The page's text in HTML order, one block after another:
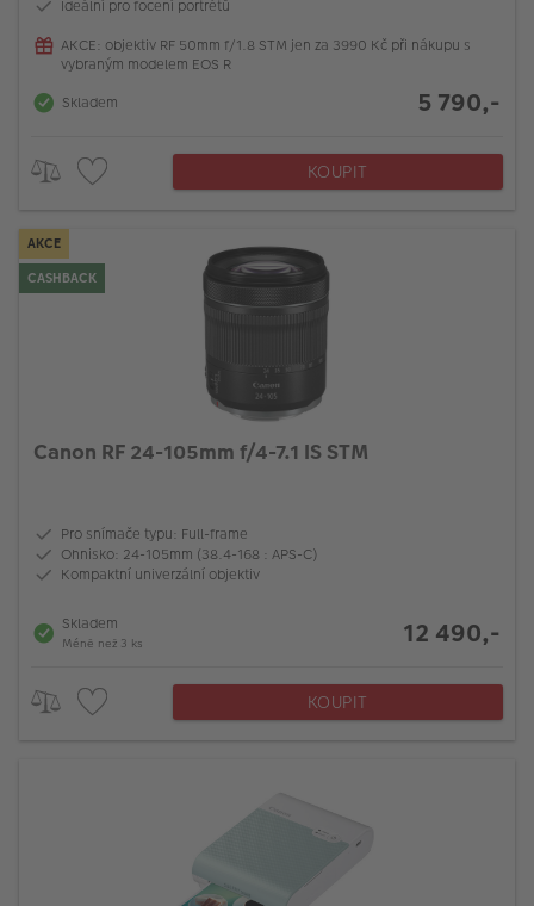
Ideální pro focení portrétů
AKCE: objektiv RF 50mm f/1.8 STM jen za 3990 Kč při nákupu s
vybraným modelem EOS R
Skladem
5 790,-
KOUPIT
AKCE
CASHBACK
Canon RF 24-105mm f/4-7.1 IS STM
Pro snímače typu: Full-frame
Ohnisko: 24-105mm (38.4-168 : APS-C)
Kompaktní univerzální objektiv
Skladem
Méně než 3 ks 12 490,-
KOUPIT